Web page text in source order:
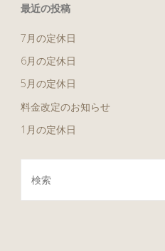
最近の投稿
7月の定休日
6月の定休日
5月の定休日
料金改定のお知らせ
1月の定休日